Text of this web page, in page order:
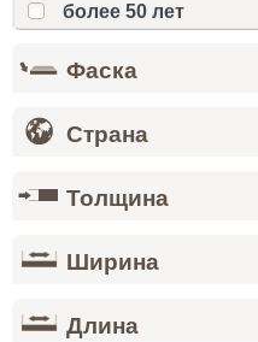
более 50 лет
Фаска
Страна
Толщина
Ширина
Длина